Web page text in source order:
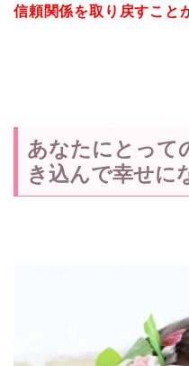
信頼関係を取り戻すこと
あなたにとって
き込んで幸せに